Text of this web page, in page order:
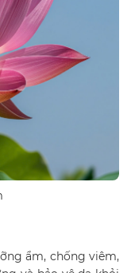
ẩm, chống viêm,